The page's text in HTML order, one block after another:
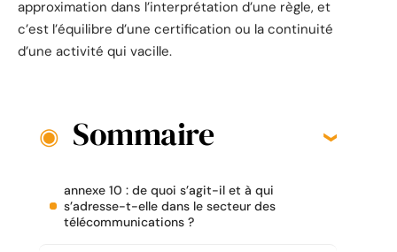
approximation dans l’interprétation d’une règle, et
c’est l’équilibre d’une certification ou la continuité
d’une activité qui vacille.
Sommaire
annexe 10 : de quoi s’agit-il et à qui
s’adresse-t-elle dans le secteur des
télécommunications ?